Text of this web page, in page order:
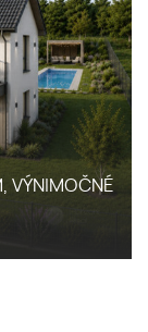
VÝNIMOČNÉ